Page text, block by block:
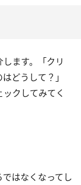
ます。「クリ
どうして？」
クしてみてく
はなくなってし